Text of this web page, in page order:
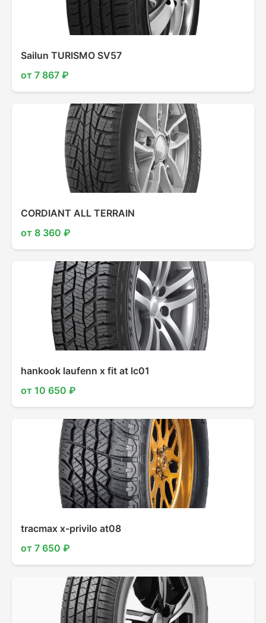
Sailun TURISMO SV57
от 7 867 ₽
CORDIANT ALL TERRAIN
от 8 360 ₽
hankook laufenn x fit at lc01
от 10 650 ₽
tracmax x-privilo at08
от 7 650 ₽